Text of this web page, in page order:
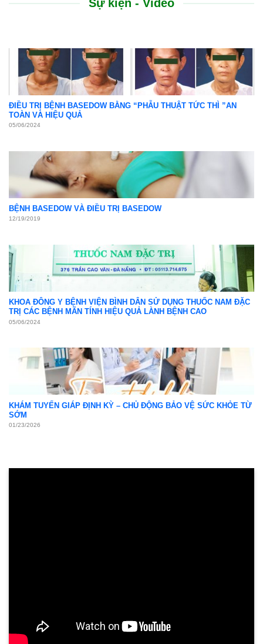
Sự kiện - Video
ĐIỀU TRỊ BỆNH BASEDOW BẰNG “PHẪU THUẬT TỨC THÌ ”AN
TOÀN VÀ HIỆU QUẢ
05/06/2024
BỆNH BASEDOW VÀ ĐIỀU TRỊ BASEDOW
12/19/2019
KHOA ĐÔNG Y BỆNH VIỆN BÌNH DÂN SỬ DỤNG THUỐC NAM ĐẶC
TRỊ CÁC BỆNH MÃN TÍNH HIỆU QUẢ LÀNH BỆNH CAO
05/06/2024
KHÁM TUYẾN GIÁP ĐỊNH KỲ – CHỦ ĐỘNG BẢO VỆ SỨC KHỎE TỪ
SỚM
01/23/2026